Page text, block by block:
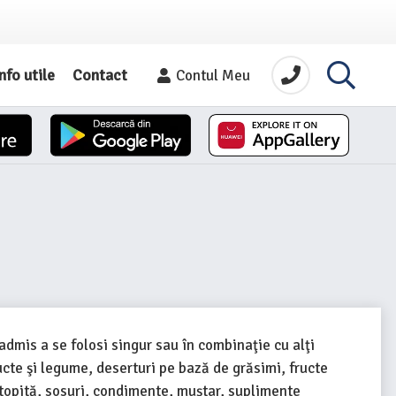
utile Contact Contul Meu
a se folosi singur sau în combinaţie cu alţi
şi legume, deserturi pe bază de grăsimi, fructe
sosuri, condimente, muştar, suplimente